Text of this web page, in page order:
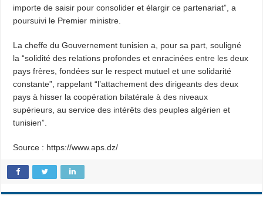
importe de saisir pour consolider et élargir ce partenariat”, a
poursuivi le Premier ministre.
La cheffe du Gouvernement tunisien a, pour sa part, souligné
la “solidité des relations profondes et enracinées entre les deux
pays frères, fondées sur le respect mutuel et une solidarité
constante”, rappelant “l’attachement des dirigeants des deux
pays à hisser la coopération bilatérale à des niveaux
supérieurs, au service des intérêts des peuples algérien et
tunisien”.
Source : https://www.aps.dz/